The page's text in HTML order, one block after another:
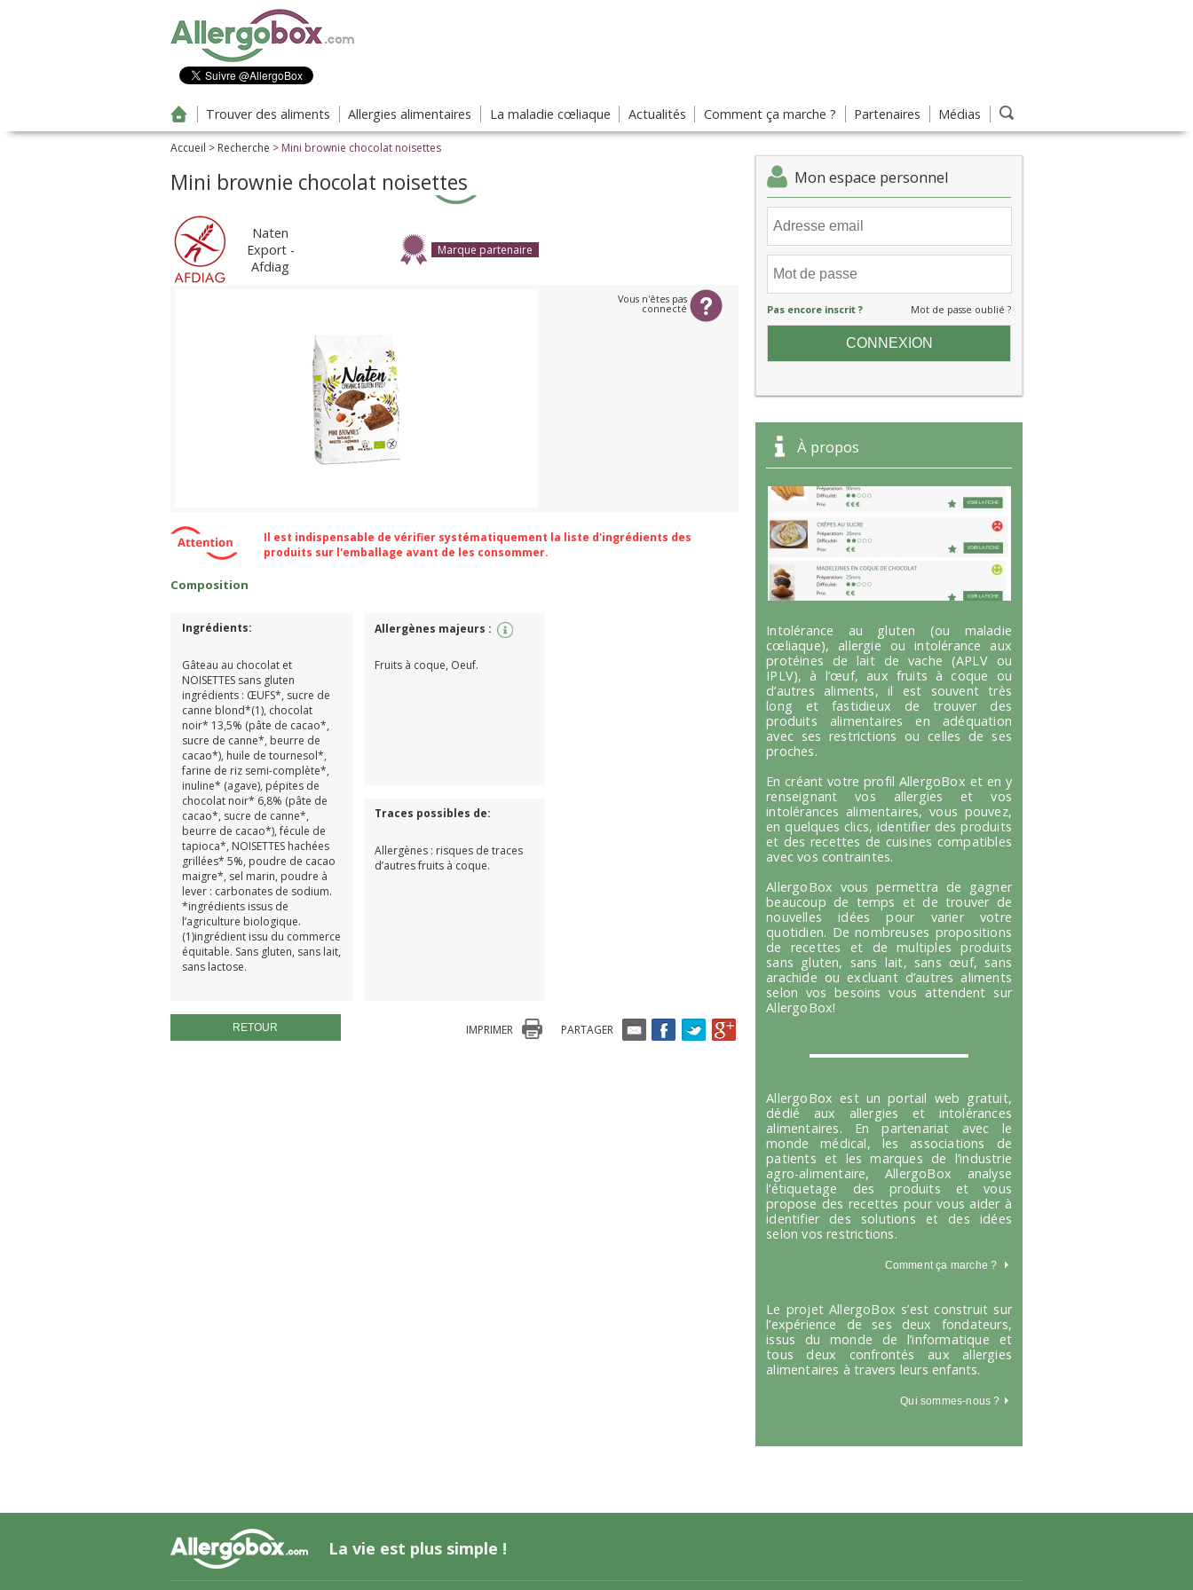
Trouver des aliments Allergies alimentaires La maladie cœliaque Actualités Comment ça marche ? Partenaires Médias
Accueil > Recherche > Mini brownie chocolat noisettes
Mon espace personnel
Pas encore inscrit ? Mot de passe oublié ?
À propos
Intolérance au gluten (ou maladie
cœliaque), allergie ou intolérance aux
protéines de lait de vache (APLV ou
IPLV), à l’œuf, aux fruits à coque ou
d’autres aliments, il est souvent très
long et fastidieux de trouver des
produits alimentaires en adéquation
avec ses restrictions ou celles de ses
proches.
En créant votre profil AllergoBox et en y
renseignant vos allergies et vos
intolérances alimentaires, vous pouvez,
en quelques clics, identifier des produits
et des recettes de cuisines compatibles
avec vos contraintes.
AllergoBox vous permettra de gagner
beaucoup de temps et de trouver de
nouvelles idées pour varier votre
quotidien. De nombreuses propositions
de recettes et de multiples produits
sans gluten, sans lait, sans œuf, sans
arachide ou excluant d’autres aliments
selon vos besoins vous attendent sur
AllergoBox!
AllergoBox est un portail web gratuit,
dédié aux allergies et intolérances
alimentaires. En partenariat avec le
monde médical, les associations de
patients et les marques de l’industrie
agro-alimentaire, AllergoBox analyse
l’étiquetage des produits et vous
propose des recettes pour vous aider à
identifier des solutions et des idées
selon vos restrictions.
Comment ça marche ?
Le projet AllergoBox s’est construit sur
l’expérience de ses deux fondateurs,
issus du monde de l’informatique et
tous deux confrontés aux allergies
alimentaires à travers leurs enfants.
Qui sommes-nous ?
Mini brownie chocolat noisettes
Naten
Export -
Afdiag
Marque partenaire
Vous n'êtes pas
connecté
Il est indispensable de vérifier systématiquement la liste d'ingrédients des
produits sur l'emballage avant de les consommer.
Composition
Ingrédients:
Gâteau au chocolat et
NOISETTES sans gluten
ingrédients : ŒUFS*, sucre de
canne blond*(1), chocolat
noir* 13,5% (pâte de cacao*,
sucre de canne*, beurre de
cacao*), huile de tournesol*,
farine de riz semi-complète*,
inuline* (agave), pépites de
chocolat noir* 6,8% (pâte de
cacao*, sucre de canne*,
beurre de cacao*), fécule de
tapioca*, NOISETTES hachées
grillées* 5%, poudre de cacao
maigre*, sel marin, poudre à
lever : carbonates de sodium.
*ingrédients issus de
l’agriculture biologique.
(1)ingrédient issu du commerce
équitable. Sans gluten, sans lait,
sans lactose.
Allergènes majeurs :
Fruits à coque, Oeuf.
Traces possibles de:
Allergènes : risques de traces
d’autres fruits à coque.
RETOUR PARTAGER
IMPRIMER
La vie est plus simple !